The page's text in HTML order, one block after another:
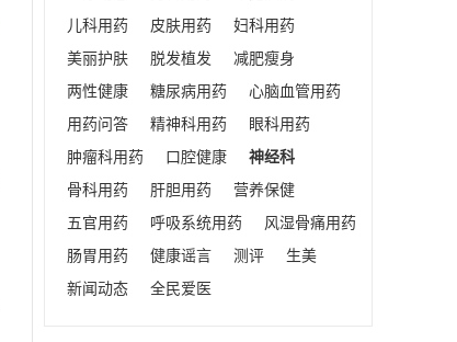
儿科用药
皮肤用药
妇科用药
美丽护肤
脱发植发
减肥瘦身
两性健康
糖尿病用药
心脑血管用药
用药问答
精神科用药
眼科用药
肿瘤科用药
口腔健康
神经科
骨科用药
肝胆用药
营养保健
五官用药
呼吸系统用药
风湿骨痛用药
肠胃用药
健康谣言 测评
生美
新闻动态
全民爱医